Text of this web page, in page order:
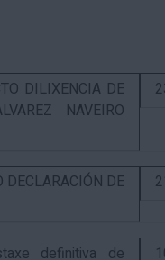
DILIXENCIA DE
NAVEIRO
DE
definitiva de